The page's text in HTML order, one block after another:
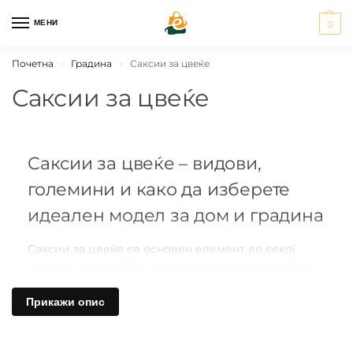
МЕНИ 0
Почетна › Градина › Саксии за цвеќе
Саксии за цвеќе
Саксии за цвеќе – видови,
големини и како да изберете
идеален модел за дом и градина
Саксии за цвеќе се основен елемент во секој
или градина. Тие не се само декоративен додаток,
туку директно влијаат на здравјето на растението,
Прикажи опис